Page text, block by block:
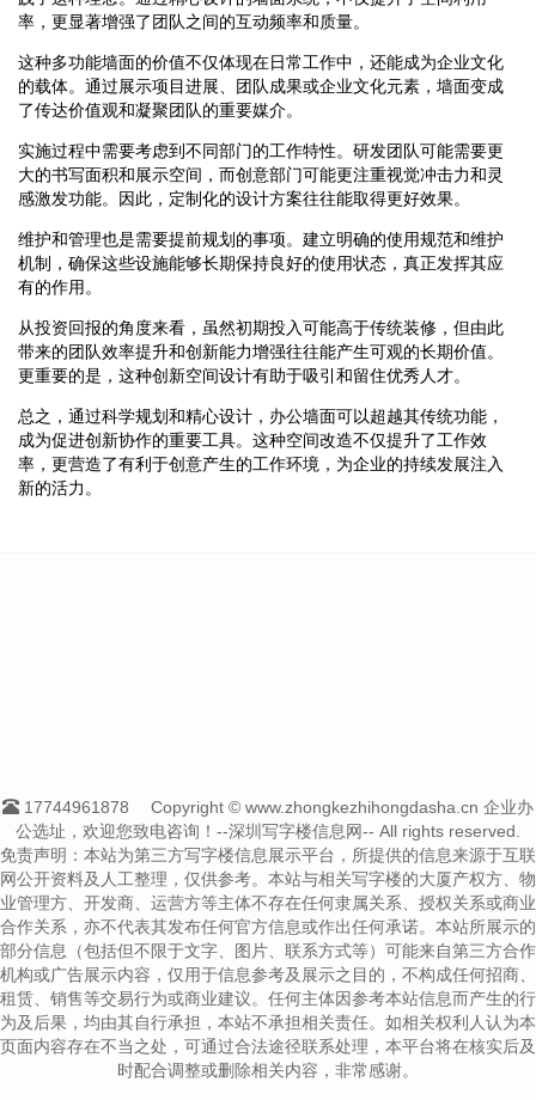
率，更显著增强了团队之间的互动频率和质量。
这种多功能墙面的价值不仅体现在日常工作中，还能成为企业文化
的载体。通过展示项目进展、团队成果或企业文化元素，墙面变成
了传达价值观和凝聚团队的重要媒介。
实施过程中需要考虑到不同部门的工作特性。研发团队可能需要更
大的书写面积和展示空间，而创意部门可能更注重视觉冲击力和灵
感激发功能。因此，定制化的设计方案往往能取得更好效果。
维护和管理也是需要提前规划的事项。建立明确的使用规范和维护
机制，确保这些设施能够长期保持良好的使用状态，真正发挥其应
有的作用。
从投资回报的角度来看，虽然初期投入可能高于传统装修，但由此
带来的团队效率提升和创新能力增强往往能产生可观的长期价值。
更重要的是，这种创新空间设计有助于吸引和留住优秀人才。
总之，通过科学规划和精心设计，办公墙面可以超越其传统功能，
成为促进创新协作的重要工具。这种空间改造不仅提升了工作效
率，更营造了有利于创意产生的工作环境，为企业的持续发展注入
新的活力。
17744961878
Copyright © www.zhongkezhihongdasha.cn 企业办
公选址，欢迎您致电咨询！--深圳写字楼信息网-- All rights reserved.
免责声明：本站为第三方写字楼信息展示平台，所提供的信息来源于互联
网公开资料及人工整理，仅供参考。本站与相关写字楼的大厦产权方、物
业管理方、开发商、运营方等主体不存在任何隶属关系、授权关系或商业
合作关系，亦不代表其发布任何官方信息或作出任何承诺。本站所展示的
部分信息（包括但不限于文字、图片、联系方式等）可能来自第三方合作
机构或广告展示内容，仅用于信息参考及展示之目的，不构成任何招商、
租赁、销售等交易行为或商业建议。任何主体因参考本站信息而产生的行
为及后果，均由其自行承担，本站不承担相关责任。如相关权利人认为本
页面内容存在不当之处，可通过合法途径联系处理，本平台将在核实后及
时配合调整或删除相关内容，非常感谢。